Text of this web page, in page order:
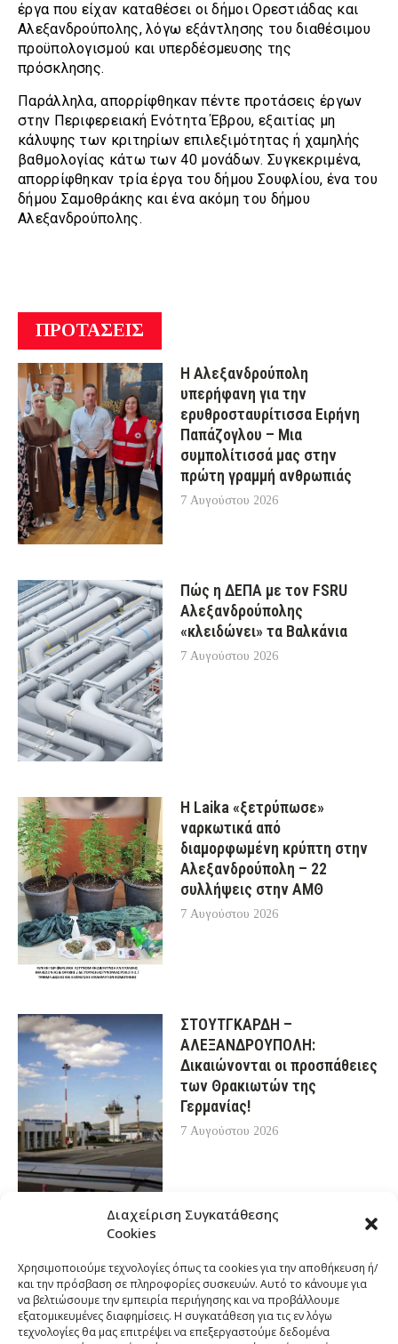
Διαχείριση Συγκατάθεσης
Cookies
Χρησιμοποιούμε τεχνολογίες όπως τα cookies για την αποθήκευση ή/
και την πρόσβαση σε πληροφορίες συσκευών. Αυτό το κάνουμε για
να βελτιώσουμε την εμπειρία περιήγησης και να προβάλλουμε
εξατομικευμένες διαφημίσεις. Η συγκατάθεση για τις εν λόγω
τεχνολογίες θα μας επιτρέψει να επεξεργαστούμε δεδομένα
έργα που είχαν καταθέσει οι δήμοι Ορεστιάδας και
Αλεξανδρούπολης, λόγω εξάντλησης του διαθέσιμου
προϋπολογισμού και υπερδέσμευσης της
πρόσκλησης.
Παράλληλα, απορρίφθηκαν πέντε προτάσεις έργων
στην Περιφερειακή Ενότητα Έβρου, εξαιτίας μη
κάλυψης των κριτηρίων επιλεξιμότητας ή χαμηλής
βαθμολογίας κάτω των 40 μονάδων. Συγκεκριμένα,
απορρίφθηκαν τρία έργα του δήμου Σουφλίου, ένα του
δήμου Σαμοθράκης και ένα ακόμη του δήμου
Αλεξανδρούπολης.
ΠΡΟΤΑΣΕΙΣ
Η Αλεξανδρούπολη
υπερήφανη για την
ερυθροσταυρίτισσα Ειρήνη
Παπάζογλου – Μια
συμπολίτισσά μας στην
πρώτη γραμμή ανθρωπιάς
7 Αυγούστου 2026
Πώς η ΔΕΠΑ με τον FSRU
Αλεξανδρούπολης
«κλειδώνει» τα Βαλκάνια
7 Αυγούστου 2026
Η Laika «ξετρύπωσε»
ναρκωτικά από
διαμορφωμένη κρύπτη στην
Αλεξανδρούπολη – 22
συλλήψεις στην ΑΜΘ
7 Αυγούστου 2026
ΣΤΟΥΤΓΚΑΡΔΗ –
ΑΛΕΞΑΝΔΡΟΥΠΟΛΗ:
Δικαιώνονται οι προσπάθειες
των Θρακιωτών της
Γερμανίας!
7 Αυγούστου 2026